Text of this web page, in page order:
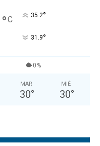
°C 35.2°
31.9°
0%
MAR
30°
MIÉ
30°